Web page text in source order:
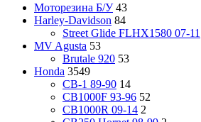
Моторезина Б/У 43
Harley-Davidson 84
Street Glide FLHX1580 07-11
MV Agusta 53
Brutale 920 53
Honda 3549
CB-1 89-90 14
CB1000F 93-96 52
CB1000R 09-14 2